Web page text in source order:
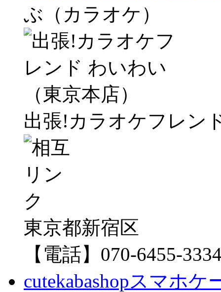
ぶ（カラオケ）
出張!カラオケフレ
東京都新宿区
【電話】070-6455-
cutekabashopスマホケ